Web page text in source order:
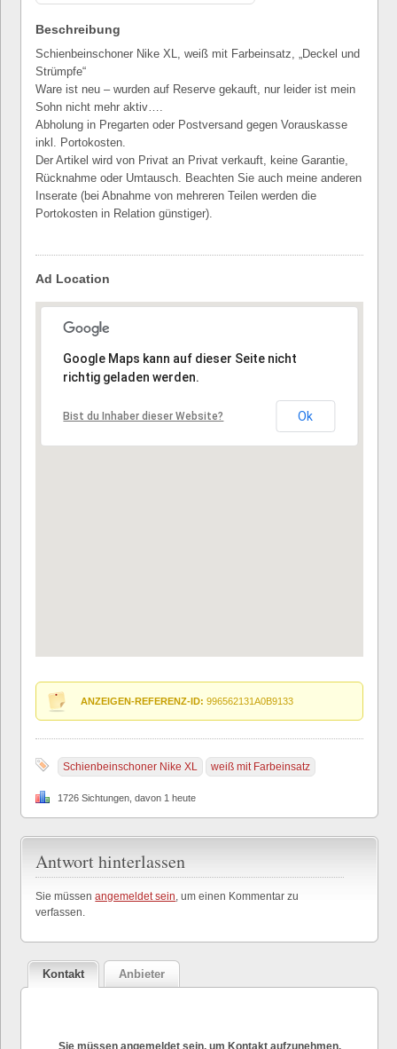
Beschreibung
Schienbeinschoner Nike XL, weiß mit Farbeinsatz, „Deckel und
Strümpfe“
Ware ist neu – wurden auf Reserve gekauft, nur leider ist mein
Sohn nicht mehr aktiv….
Abholung in Pregarten oder Postversand gegen Vorauskasse
inkl. Portokosten.
Der Artikel wird von Privat an Privat verkauft, keine Garantie,
Rücknahme oder Umtausch. Beachten Sie auch meine anderen
Inserate (bei Abnahme von mehreren Teilen werden die
Portokosten in Relation günstiger).
Ad Location
Google Maps kann auf dieser Seite nicht
richtig geladen werden.
Bist du Inhaber dieser Website? Ok
Tut uns leid, die Adresse konnte nicht gefunden werden.
ANZEIGEN-REFERENZ-ID: 996562131A0B9133
Schienbeinschoner Nike XL weiß mit Farbeinsatz
1726 Sichtungen, davon 1 heute
Antwort hinterlassen
Sie müssenangemeldet sein, um einen Kommentar zu
verfassen.
Kontakt Anbieter
Sie müssen angemeldet sein, um Kontakt aufzunehmen.